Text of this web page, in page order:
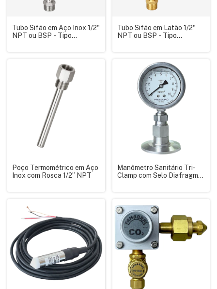
Tubo Sifão em Aço Inox 1/2"
NPT ou BSP - Tipo
Tubo Sifão em Latão 1/2"
NPT ou BSP - Tipo
Poço Termométrico em Aço
Inox com Rosca 1/2” NPT
Manômetro Sanitário Tri-
Clamp com Selo Diafragma